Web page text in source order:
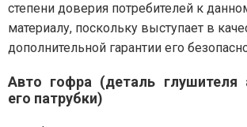
степени доверия потребителей к
материалу, поскольку выступает в
дополнительной гарантии его
Авто гофра (деталь глушителя
его патрубки)